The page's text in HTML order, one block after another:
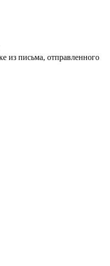
из письма, отправленного